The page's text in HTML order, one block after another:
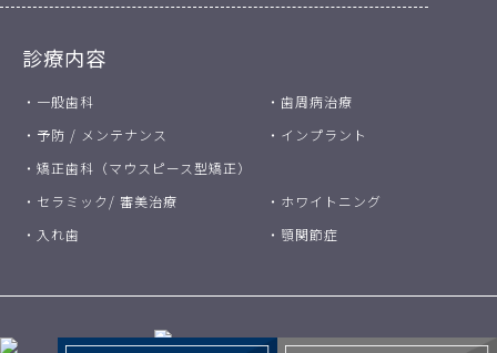
診療内容
・一般歯科
・歯周病治療
・予防 / メンテナンス
・インプラント
・矯正歯科（マウスピース型矯正）
・セラミック/ 審美治療
・ホワイトニング
・入れ歯
・顎関節症